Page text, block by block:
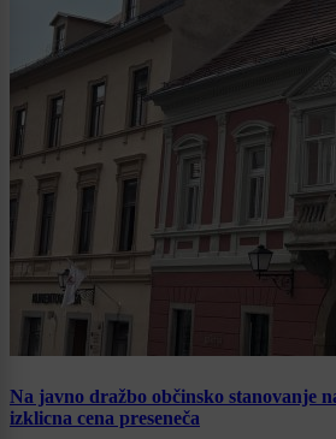
Na javno dražbo občinsko stanovanje
izklicna cena preseneča